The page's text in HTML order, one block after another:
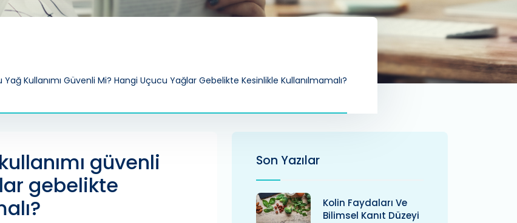
Kullanımı Güvenli Mi? Hangi Uçucu Yağlar Gebelikte Kesinlikle Kullanılmamalı?
güvenli
gebelikte
Son Yazılar
Kolin Faydaları Ve
Bilimsel Kanıt Düzeyi